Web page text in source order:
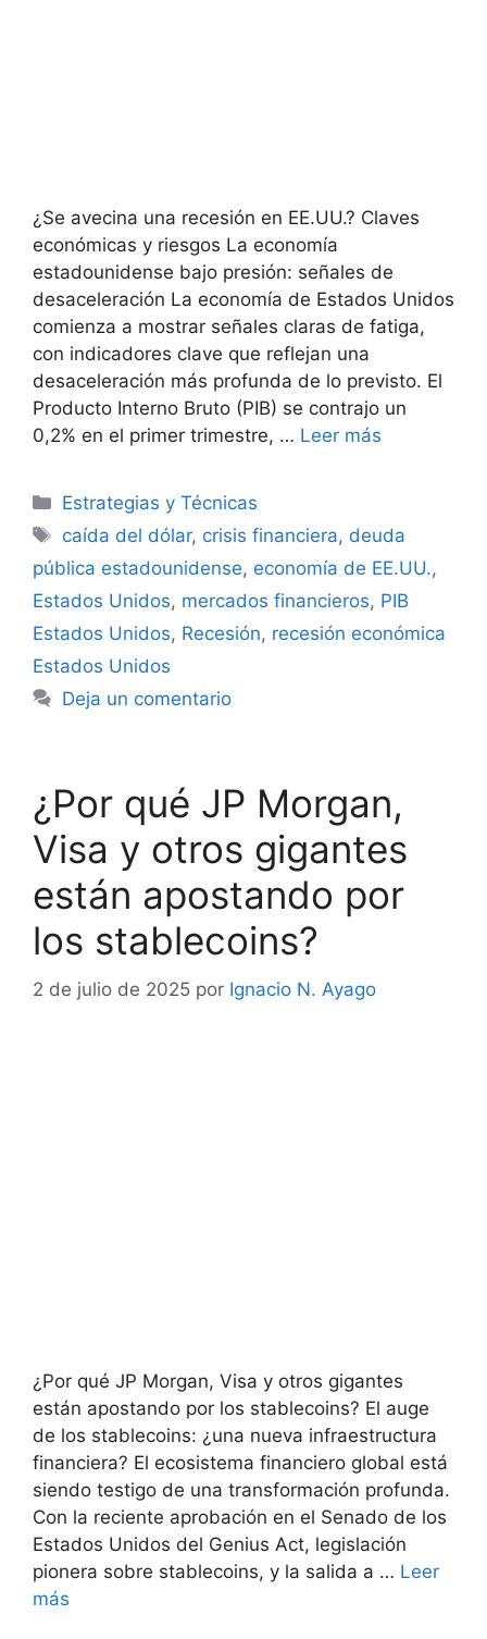
¿Se avecina una recesión en EE.UU.? Claves
económicas y riesgos La economía
estadounidense bajo presión: señales de
desaceleración La economía de Estados Unidos
comienza a mostrar señales claras de fatiga,
con indicadores clave que reflejan una
desaceleración más profunda de lo previsto. El
Producto Interno Bruto (PIB) se contrajo un
0,2% en el primer trimestre, … Leer más
Categorías
Estrategias y Técnicas
Etiquetas
caída del dólar, crisis financiera, deuda
pública estadounidense, economía de EE.UU.,
Estados Unidos, mercados financieros, PIB
Estados Unidos, Recesión, recesión económica
Estados Unidos
Deja un comentario
¿Por qué JP Morgan,
Visa y otros gigantes
están apostando por
los stablecoins?
2 de julio de 2025 por Ignacio N. Ayago
¿Por qué JP Morgan, Visa y otros gigantes
están apostando por los stablecoins? El auge
de los stablecoins: ¿una nueva infraestructura
financiera? El ecosistema financiero global está
siendo testigo de una transformación profunda.
Con la reciente aprobación en el Senado de los
Estados Unidos del Genius Act, legislación
pionera sobre stablecoins, y la salida a … Leer
más